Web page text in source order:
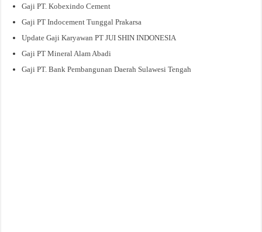
Gaji PT. Kobexindo Cement
Gaji PT Indocement Tunggal Prakarsa
Update Gaji Karyawan PT JUI SHIN INDONESIA
Gaji PT Mineral Alam Abadi
Gaji PT. Bank Pembangunan Daerah Sulawesi Tengah